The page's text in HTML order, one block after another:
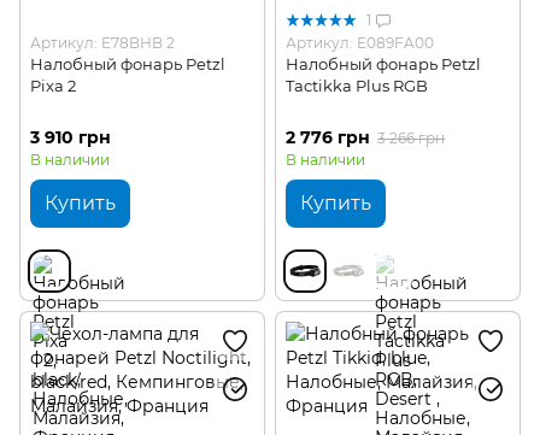
Артикул: E78BHB 2
Налобный фонарь Petzl
Pixa 2
3 910 грн
В наличии
Купить
1
Артикул: E089FA00
Налобный фонарь Petzl
Tactikka Plus RGB
2 776 грн 3 266 грн
В наличии
Купить